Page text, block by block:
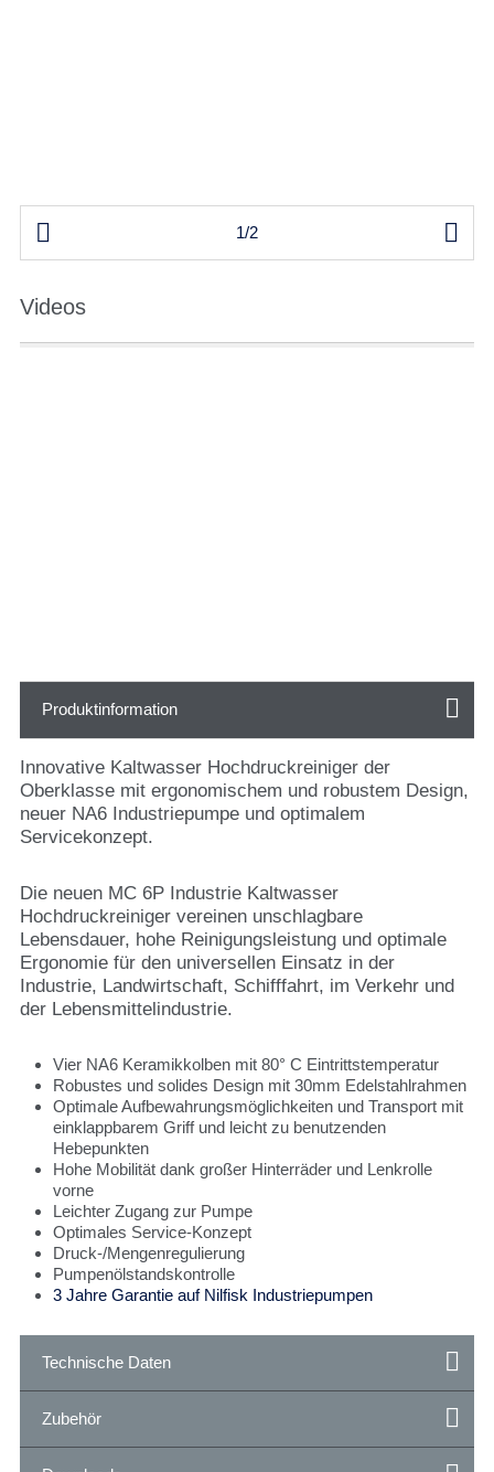
 1/2 
Videos
Produktinformation
Innovative Kaltwasser Hochdruckreiniger der
Oberklasse mit ergonomischem und robustem Design,
neuer NA6 Industriepumpe und optimalem
Servicekonzept.
Die neuen MC 6P Industrie Kaltwasser
Hochdruckreiniger vereinen unschlagbare
Lebensdauer, hohe Reinigungsleistung und optimale
Ergonomie für den universellen Einsatz in der
Industrie, Landwirtschaft, Schifffahrt, im Verkehr und
der Lebensmittelindustrie.
Vier NA6 Keramikkolben mit 80° C Eintrittstemperatur
Robustes und solides Design mit 30mm Edelstahlrahmen
Optimale Aufbewahrungsmöglichkeiten und Transport mit
einklappbarem Griff und leicht zu benutzenden
Hebepunkten
Hohe Mobilität dank großer Hinterräder und Lenkrolle
vorne
Leichter Zugang zur Pumpe
Optimales Service-Konzept
Druck-/Mengenregulierung
Pumpenölstandskontrolle
3 Jahre Garantie auf Nilfisk Industriepumpen
Technische Daten
Zubehör